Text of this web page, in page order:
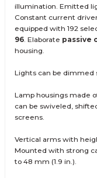
illumination. Emitted
Constant current
equipped with 192
96. Elaborate passive
housing.
Lights can be dimmed
Lamp housings made
can be swiveled,
screens.
Vertical arms with
Mounted with strong
to 48 mm (1.9 in.).